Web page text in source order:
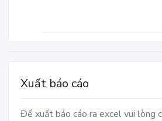
Xuất báo cáo
Để xuất báo cáo ra excel vui lòng